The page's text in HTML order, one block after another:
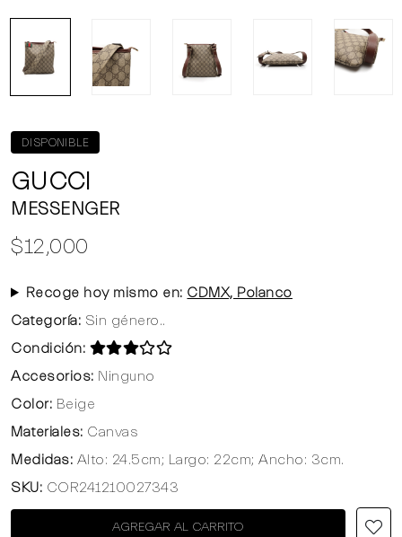
DISPONIBLE
GUCCI
MESSENGER
$12,000
Recoge hoy mismo en: CDMX, Polanco
Categoría: Sin género..
Condición:
Accesorios: Ninguno
Color: Beige
Materiales: Canvas
Medidas: Alto: 24.5cm; Largo: 22cm; Ancho: 3cm.
SKU: COR241210027343
AGREGAR AL CARRITO